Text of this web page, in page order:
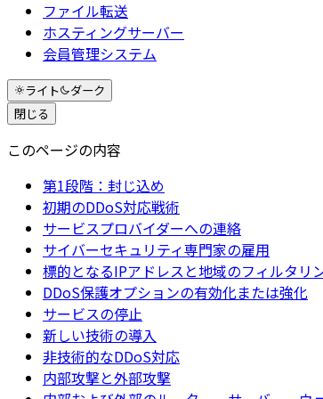
ファイル転送
ホスティングサーバー
会員管理システム
ライト
ダーク
閉じる
このページの内容
第1段階：封じ込め
初期のDDoS対応戦術
サービスプロバイダーへの連絡
サイバーセキュリティ専門家の雇用
標的となるIPアドレスと地域のフィルタリ
DDoS保護オプションの有効化または強化
サービスの停止
新しい技術の導入
非技術的なDDoS対応
内部攻撃と外部攻撃